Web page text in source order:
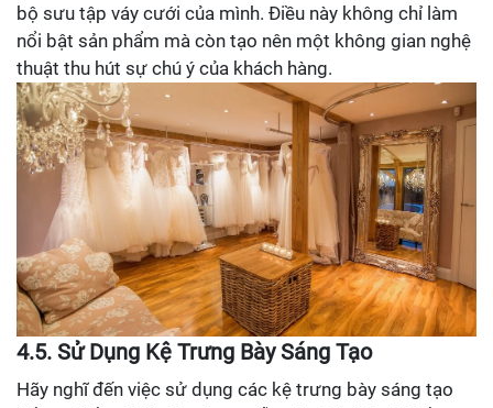
bộ sưu tập váy cưới của mình. Điều này không chỉ làm
nổi bật sản phẩm mà còn tạo nên một không gian nghệ
thuật thu hút sự chú ý của khách hàng.
4.5. Sử Dụng Kệ Trưng Bày Sáng Tạo
Hãy nghĩ đến việc sử dụng các kệ trưng bày sáng tạo